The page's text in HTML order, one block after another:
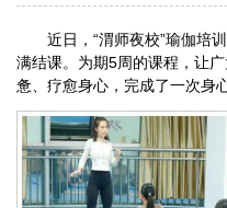
近日，“渭师夜校”瑜伽培
满结课。为期5周的课程，让
惫、疗愈身心，完成了一次身